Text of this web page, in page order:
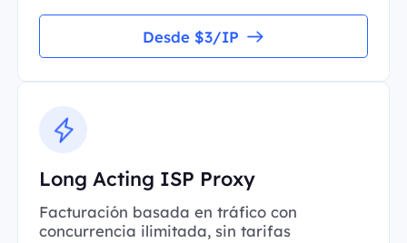
Desde $3/IP
Long Acting ISP Proxy
Facturación basada en tráfico con
concurrencia ilimitada, sin tarifas